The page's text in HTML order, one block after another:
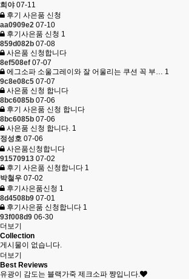
희야 07-11
후기 사은품 신청
aa0909e2 07-10
후기사은품 신청 1
859d082b 07-08
사은품 신청합니다
8ef508ef 07-07
에그소파 소울그레이와 잘 어울리는 쿠션 꼭 부… 1
9c8e08c5 07-07
사은품 신청 합니다
8bc6085b 07-06
후기 사은품 신청 합니다
8bc6085b 07-06
사은품 신청 합니다. 1
정성호 07-06
사은품신청합니다
91570913 07-02
후기 사은품 신청합니다 1
박철우 07-02
후기사은품신청 1
8d4508b9 07-01
후기사은품 신청합니다 1
93f008d9 06-30
더보기
Collection
게시물이 없습니다.
더보기
Best Reviews
유광이 감도는 블랙가죽 제크소파 쨩입니다.